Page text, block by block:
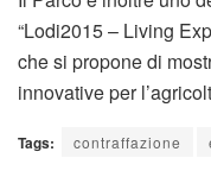
“Lodi2015 – Living
che si propone di
innovative per
Tags: contraffazione